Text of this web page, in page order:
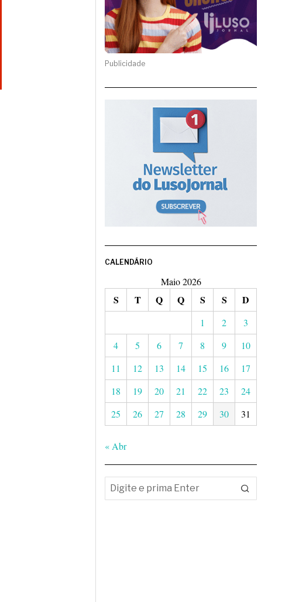
Publicidade
CALENDÁRIO
Maio 2026
S T Q Q S S D
1 2
3
4
5 6 7 8 9
10
11
12 13 14 15 16
17
18
19 20 21 22 23
24
25
26 27 28 29 30 31
« Abr